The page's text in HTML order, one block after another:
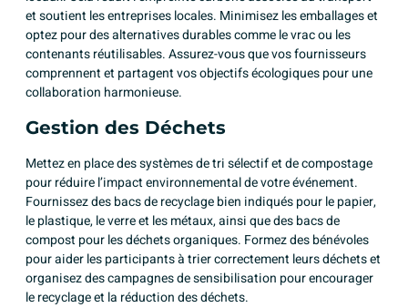
et soutient les entreprises locales. Minimisez les emballages et
optez pour des alternatives durables comme le vrac ou les
contenants réutilisables. Assurez-vous que vos fournisseurs
comprennent et partagent vos objectifs écologiques pour une
collaboration harmonieuse.
Gestion des Déchets
Mettez en place des systèmes de tri sélectif et de compostage
pour réduire l’impact environnemental de votre événement.
Fournissez des bacs de recyclage bien indiqués pour le papier,
le plastique, le verre et les métaux, ainsi que des bacs de
compost pour les déchets organiques. Formez des bénévoles
pour aider les participants à trier correctement leurs déchets et
organisez des campagnes de sensibilisation pour encourager
le recyclage et la réduction des déchets.